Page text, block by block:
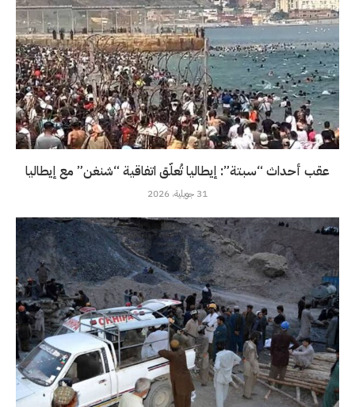
عقب أحداث “سبتة”: إيطاليا تُعلّق اتفاقية “شنغن” مع إيطاليا
31 جويلية، 2026